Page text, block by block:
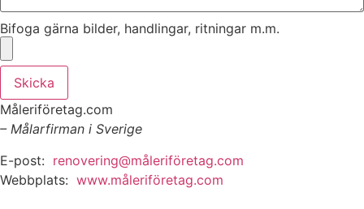
Bifoga gärna bilder, handlingar, ritningar m.m.
Skicka
Måleriföretag.com
– Målarfirman i Sverige
E-post: renovering@måleriföretag.com
Webbplats: www.måleriföretag.com